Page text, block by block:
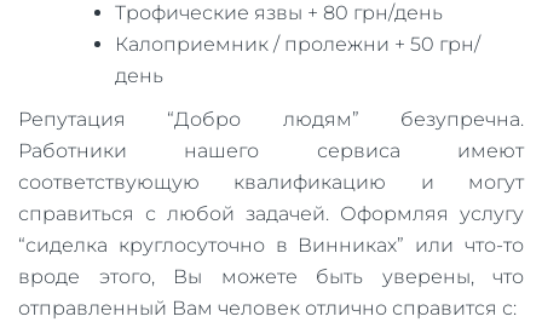
Трофические язвы + 80 грн/день
Калоприемник / пролежни + 50 грн/
день
Репутация “Добро людям” безупречна.
Работники нашего сервиса имеют
соответствующую квалификацию и могут
справиться с любой задачей. Оформляя услугу
“сиделка круглосуточно в Винниках” или что-то
вроде этого, Вы можете быть уверены, что
отправленный Вам человек отлично справится с: